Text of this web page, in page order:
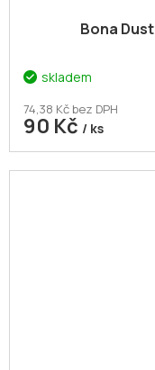
Bona
skladem
74,38 Kč bez DPH
90 Kč / ks